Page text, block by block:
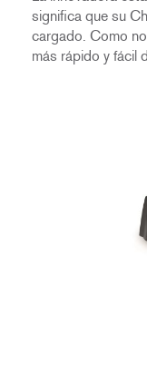
significa que su
cargado. Como
más rápido y fácil